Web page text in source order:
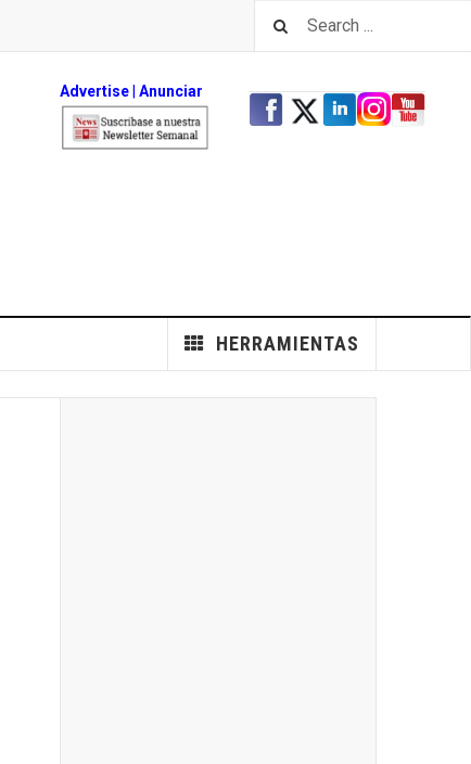
Advertise| Anunciar
HERRAMIENTAS